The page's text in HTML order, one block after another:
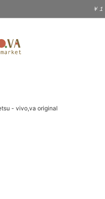
￥１
物 | シューズ
- vivo,va original